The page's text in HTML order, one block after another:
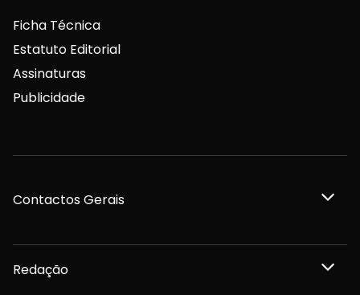
Ficha Técnica
Estatuto Editorial
Assinaturas
Publicidade
Contactos Gerais
Redação